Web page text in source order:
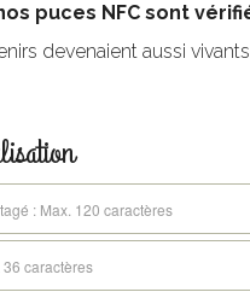
puces NFC sont
devenaient aussi